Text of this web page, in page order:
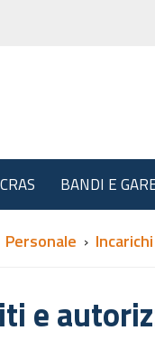
CRAS BANDI E
Personale
e